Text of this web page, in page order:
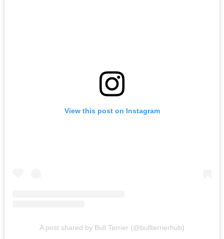
View this post on Instagram
A post shared by Bull Terrier (@bullterrierhub)